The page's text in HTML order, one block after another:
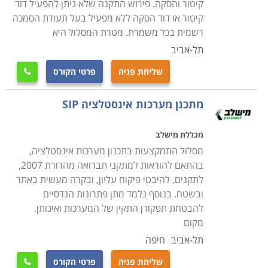
העמודים הבאים באתר קורסים מוקדשים למסלולי לימוד
מקצועיים מגוונים בתחומי האינסטלציה. מעבר להכשרת
הבסיס, ניתן למצוא בין הקורסים המוצעים גם התמחויות
ייחודיות אשר משמשות להעשרת הכלים המקצועיים והגדלת
מגוון הפתרונות והשירותים הניתנים ללקוח הפרטי או
המוסדי. בין אלו תוכלו למצוא למשל הכשרת מפעילי דודי
קיטור והסקה, התקנת משאבות ומערכות שאיבה, ניקוי, חיטוי
ותחזוקת מערכות מי שתיה וצנרת, אחזקת רשתות ביוב,
התקנת מערכת מים אפורים למחזור, ודוגמי מי ביוב שפכים
וקולחין. רובם של מסלולים אלו הם בהשגחת משרד
הבריאות, ודורשים כתנאי קבלה את תעודת קורס השרברבות
הבסיסי בהסמכת משרד התמ"ת.
קורס אינסטלציה ניתן ללמוד במספר מכללות ברחבי הארץ
שרובן מתמחות בקורסים בתחום המקצועי. ניתן למצוא
קיטור והסקה. פירוש התקנה שלא ניתן להפעיל דוד
קיטור או דוד הסקה ללא מפעיל בעל תעודת הסמכה
רשמית בכל משמרת. מטרת המסלול היא
תל-אביב
שליחת פניה פרטי הקורס 
מתכנן מערכות אינסטלציה SIP
מכללת מישלב
מסלול התמקצעות בתכנון מערכות אינסטלציה,
בהתאם להוראות למתקני תברואה מהדורת 2007,
לתקנים, להיבטי פיקוח עליון, ובקרה מעשית באתר
ובשטח. בנוסף נלמד מתן פתרונות הנדסיים
להבטחת תפקודן התקין של המערכות ואיכותן.
מקום
תל-אביב חיפה
שליחת פניה פרטי הקורס 